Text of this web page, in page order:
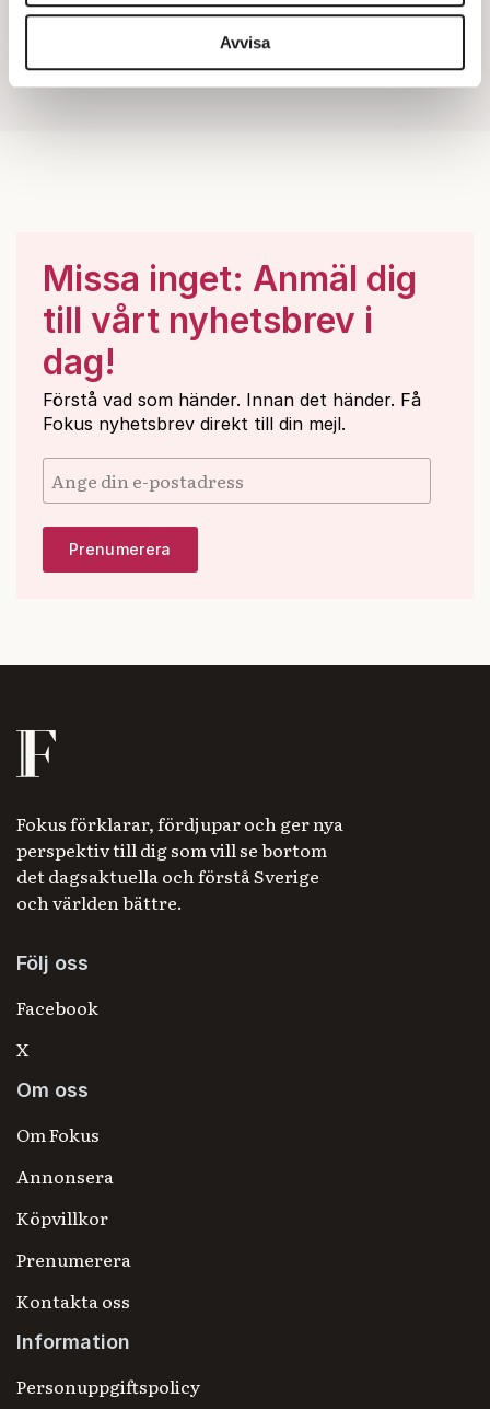
vidarebefordrar även sådana identifierare och annan
information från din enhet till de sociala medier och
annons- och analysföretag som vi samarbetar med.
Avvisa
Missa inget: Anmäl dig
till vårt nyhetsbrev i
dag!
Förstå vad som händer. Innan det händer. Få
Fokus nyhetsbrev direkt till din mejl.
Fokus förklarar, fördjupar och ger nya
perspektiv till dig som vill se bortom
det dagsaktuella och förstå Sverige
och världen bättre.
Följ oss
Facebook
X
Om oss
Om Fokus
Annonsera
Köpvillkor
Prenumerera
Kontakta oss
Information
Personuppgiftspolicy